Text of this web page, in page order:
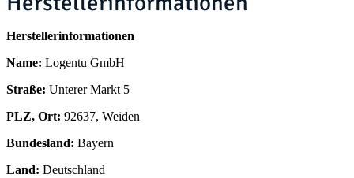
Herstellerinformationen
Name: Logentu GmbH
Straße: Unterer Markt 5
PLZ, Ort: 92637, Weiden
Bundesland: Bayern
Land: Deutschland